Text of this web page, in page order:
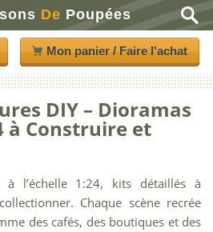
De Poupées
Mon panier / Faire l'achat
DIY – Dioramas
à Construire et
à l’échelle 1:24, kits détaillés à
Chaque scène recrée
des cafés, des boutiques et des